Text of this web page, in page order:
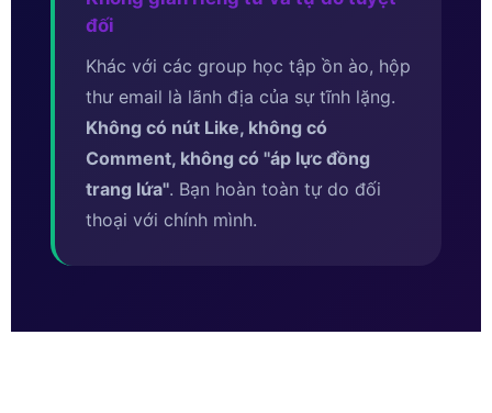
đối
Khác với các group học tập ồn ào, hộp
thư email là lãnh địa của sự tĩnh lặng.
Không có nút Like, không có
Comment, không có ''áp lực đồng
trang lứa''. Bạn hoàn toàn tự do đối
thoại với chính mình.